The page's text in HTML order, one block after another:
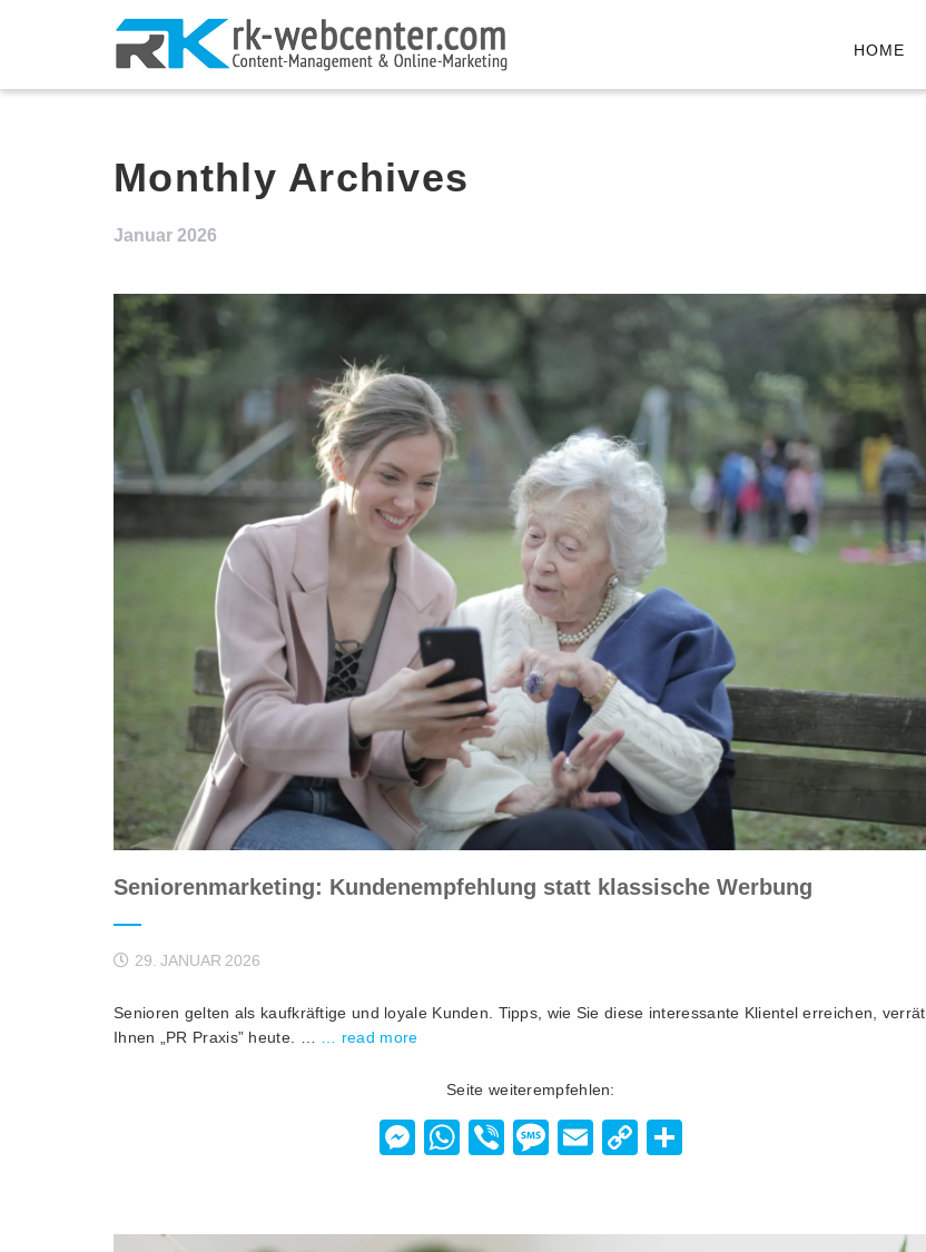
HOME
Monthly Archives
Januar 2026
Seniorenmarketing: Kundenempfehlung statt klassische Werbung
29. JANUAR 2026
Senioren gelten als kaufkräftige und loyale Kunden. Tipps, wie Sie diese interessante Klientel erreichen, verrät
Ihnen „PR Praxis” heute. …
… read more
Seite weiterempfehlen:
Messenger
WhatsApp
ViberMessage
EmailCopy